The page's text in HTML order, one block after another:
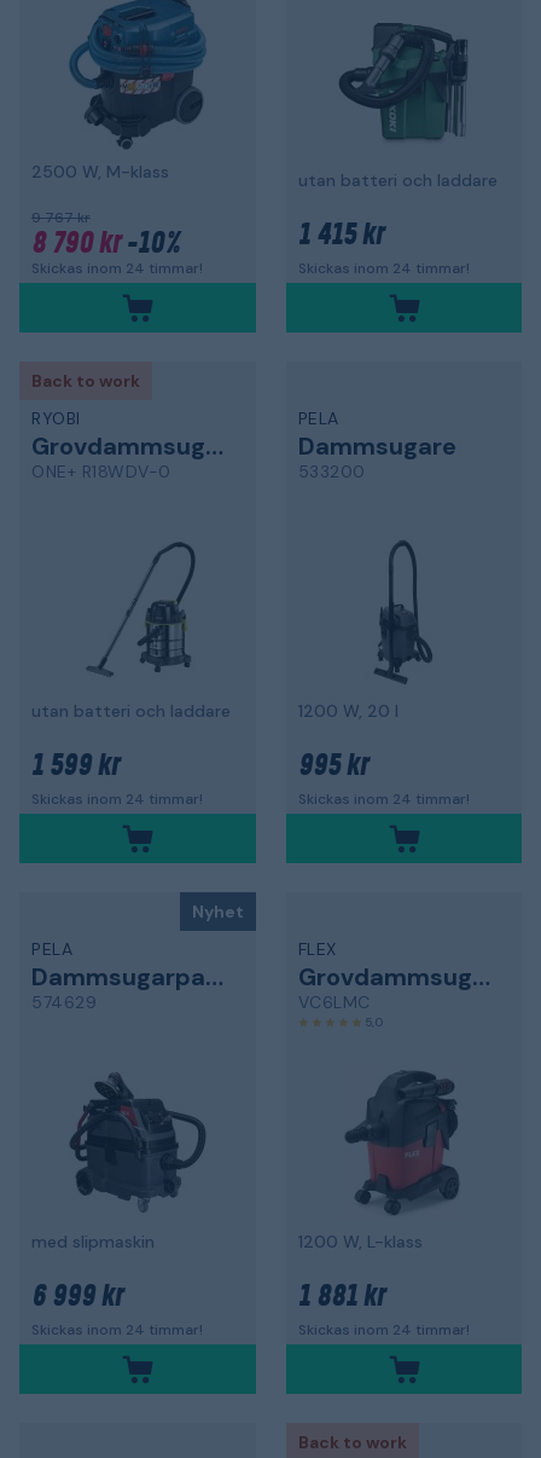
2500 W, M-klass
9 767 kr
8 790 kr-10%
Skickas inom 24 timmar!
utan batteri och laddare
1 415 kr
Skickas inom 24 timmar!
Back to work
RYOBI
Grovdammsugare
ONE+ R18WDV-0
utan batteri och laddare
1 599 kr
Skickas inom 24 timmar!
PELA
Dammsugare
533200
1200 W, 20 l
995 kr
Skickas inom 24 timmar!
Nyhet
PELA
Dammsugarpaket
574629
med slipmaskin
6 999 kr
Skickas inom 24 timmar!
FLEX
Grovdammsugare
VC6LMC
5,0
1200 W, L-klass
1 881 kr
Skickas inom 24 timmar!
Back to work